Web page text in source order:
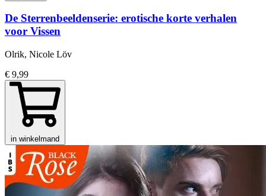
De Sterrenbeeldenserie: erotische korte verhalen
voor Vissen
Olrik, Nicole Löv
€ 9,99
in winkelmand